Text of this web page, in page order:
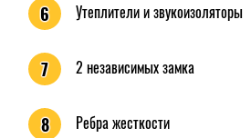
6 Утеплители и звукоизоляторы
7 2 независимых замка
8 Ребра жесткости